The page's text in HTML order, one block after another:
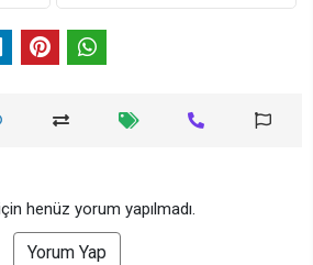
henüz yorum yapılmadı.
Yorum Yap